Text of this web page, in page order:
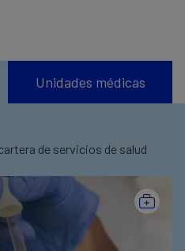
Unidades médicas
de servicios de salud